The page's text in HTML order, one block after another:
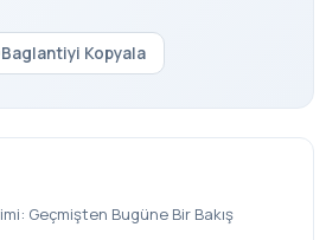
Baglantiyi Kopyala
Geçmişten Bugüne Bir Bakış